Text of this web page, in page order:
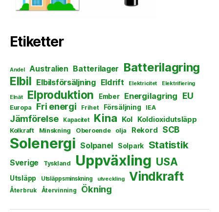
Etiketter
Andel Australien Batterilager Batterilagring
Elbil Elbilsförsäljning Eldrift Elektricitet Elektrifiering
Elnät Elproduktion Ember Energilagring EU
Europa Fri energi Frihet Försäljning IEA
Jämförelse Kapacitet Kina Kol Koldioxidutsläpp
Kolkraft Minskning Oberoende olja Rekord SCB
Solenergi Solpanel Solpark Statistik
Sverige Tyskland Uppväxling USA
Utsläpp Utsläppsminskning utveckling Vindkraft
Återbruk Återvinning Ökning